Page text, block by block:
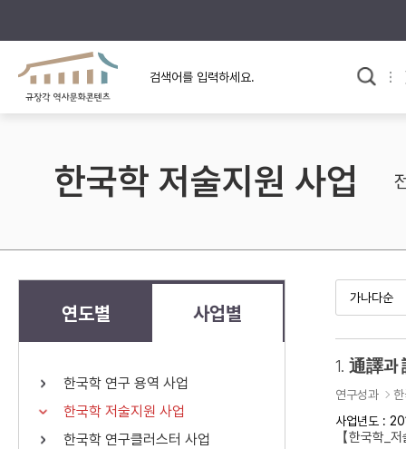
규장각의 어제와 오늘
규장각 소개영상
사료와 문학으로 본
고대
고려
조선 후기
근대
검색 연산자 사용안내
연산자
한국학 저술지원 사업
연도별 사업별
한국학 연구 용역 사업
한국학 저술지원 사업
한국학 연구클러스터 사업
1. 通譯과
연구성과
사업년도 :
【한국학